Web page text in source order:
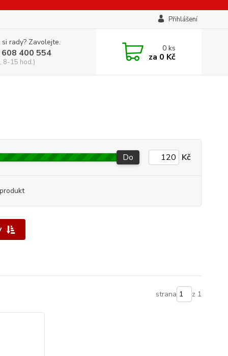
Přihlášení
rady? Zavolejte.
400 554
8-15 hod.)
0ks
za 0 Kč
Do Kč
strana z 1